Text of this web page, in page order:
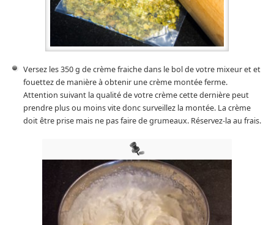
Versez les 350 g de crème fraiche dans le bol de votre mixeur et et
fouettez de manière à obtenir une crème montée ferme.
Attention suivant la qualité de votre crème cette dernière peut
prendre plus ou moins vite donc surveillez la montée. La crème
doit être prise mais ne pas faire de grumeaux. Réservez-la au frais.